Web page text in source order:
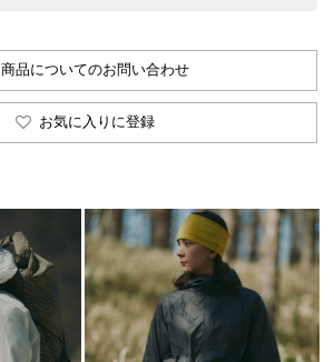
商品についてのお問い合わせ
お気に入りに登録